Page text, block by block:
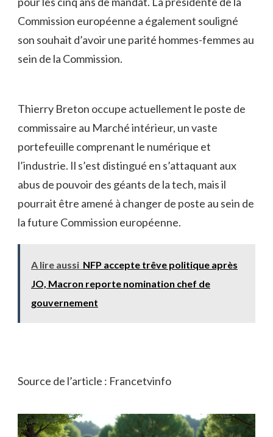
Commission européenne a également souligné
son souhait d’avoir une parité hommes-femmes au
sein de la Commission.
Thierry Breton occupe actuellement le poste de
commissaire au Marché intérieur, un vaste
portefeuille comprenant le numérique et
l’industrie. Il s’est distingué en s’attaquant aux
abus de pouvoir des géants de la tech, mais il
pourrait être amené à changer de poste au sein de
la future Commission européenne.
A lire aussi NFP accepte trêve politique après
JO, Macron reporte nomination chef de
gouvernement
Source de l’article : Francetvinfo